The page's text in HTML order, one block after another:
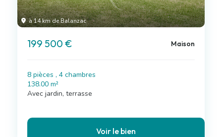
à 14 km de Balanzac
199 500 € Maison
8 pièces , 4 chambres
138.00 m²
Avec jardin, terrasse
Voir le bien